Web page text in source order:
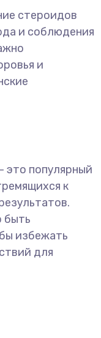
стероидов
и соблюдения
и
это популярный
к
быть
избежать
для